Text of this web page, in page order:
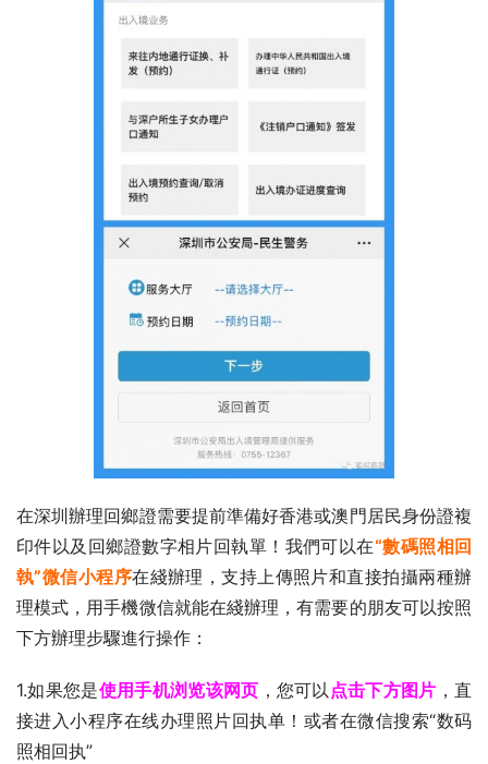
在深圳辦理回鄉證需要提前準備好香港或澳門居民身份證複
印件以及回鄉證數字相片回執單！我們可以在“數碼照相回
執”微信小程序在綫辦理，支持上傳照片和直接拍攝兩種辦
理模式，用手機微信就能在綫辦理，有需要的朋友可以按照
下方辦理步驟進行操作：
1.如果您是使用手机浏览该网页 ，您可以 点击下方图片 ，直
接进入小程序在线办理照片回执单！或者在微信搜索“数码
照相回执”